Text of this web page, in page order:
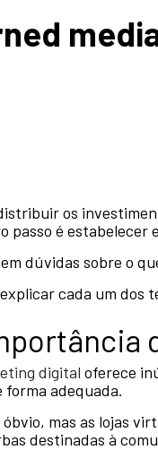
os
passo é estabelecer
dúvidas sobre o
cada um dos
digital oferece
forma adequada.
óbvio, mas as lojas
destinadas à